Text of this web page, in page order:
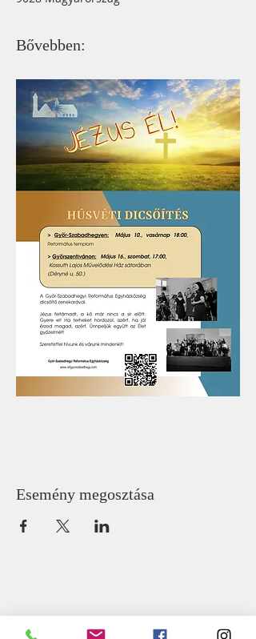
Bővebben:
Esemény megosztása